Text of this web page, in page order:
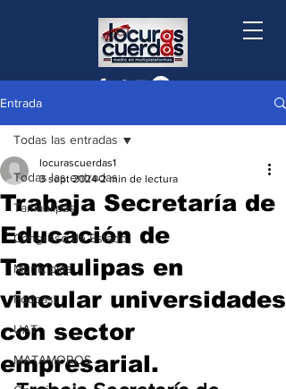
Entrada
Todas las entradas
Tamaulipas
Congreso de Estado
Municipios
Podcast
UAT
MATAMOROS
Todas las entradas
Trabaja Secretaría de
Educación de
Tamaulipas en
vincular universidades
con sector
empresarial.
locurascuerdas1
3 sept 2024 2 min de lectura